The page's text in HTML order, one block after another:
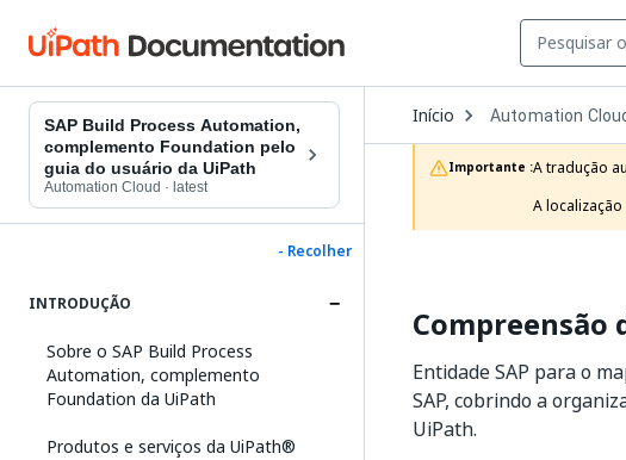
SAP Build Process Automation,
complemento Foundation pelo
guia do usuário da UiPath
Automation Cloud · latest
- Recolher
INTRODUÇÃO
Sobre o SAP Build Process
Automation, complemento
Foundation da UiPath
Produtos e serviços da UiPath®
Início Open
Dropdown
to
choose
product
Automation
Importante :A tradução
A
Compreensão
Entidade SAP para o
SAP, cobrindo a
UiPath.